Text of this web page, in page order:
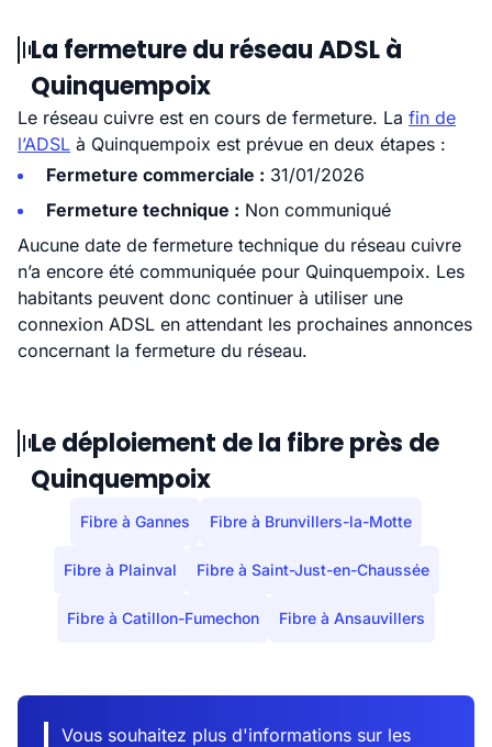
La fermeture du réseau ADSL à
Quinquempoix
Le réseau cuivre est en cours de fermeture. La fin de
l’ADSL à Quinquempoix est prévue en deux étapes :
Fermeture commerciale : 31/01/2026
Fermeture technique : Non communiqué
Aucune date de fermeture technique du réseau cuivre
n’a encore été communiquée pour Quinquempoix. Les
habitants peuvent donc continuer à utiliser une
connexion ADSL en attendant les prochaines annonces
concernant la fermeture du réseau.
Le déploiement de la fibre près de
Quinquempoix
Fibre à Gannes Fibre à Brunvillers-la-Motte
Fibre à Plainval Fibre à Saint-Just-en-Chaussée
Fibre à Catillon-Fumechon Fibre à Ansauvillers
Vous souhaitez plus d'informations sur les